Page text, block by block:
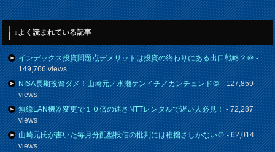
↓よく読まれている記事
インデックス投資問題点デメリットは投資の終わりにある出口戦略？＠-
149,766 views
NISA長期投資ダメ！山崎元／水瀬ケンイチ／カンチュンド＠- 127,859
views
無線LAN機器変更で１０倍の速さNTTレンタルで遅い人必見！- 72,287
views
山崎元氏が書いた毎月分配型投信の批判には稚拙さしかない＠- 62,014
views